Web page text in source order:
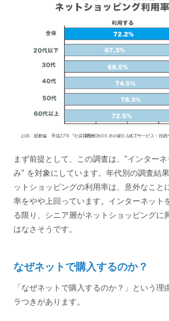
まず前提として、この調査は、"インター
み" を対象にしています。年代別の調査結
ットショッピングの利用率は、意外なこと
率をやや上回っています。インターネット
る限り、シニア層がネットショッピングに
はなさそうです。
なぜネットで購入するのか？
「なぜネットで購入するのか？」という
ラつきがあります。